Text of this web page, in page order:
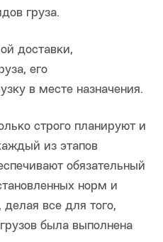
груза.
доставки,
его
в месте назначения.
строго планируют и
из этапов
обязательный
норм и
все для того,
была выполнена